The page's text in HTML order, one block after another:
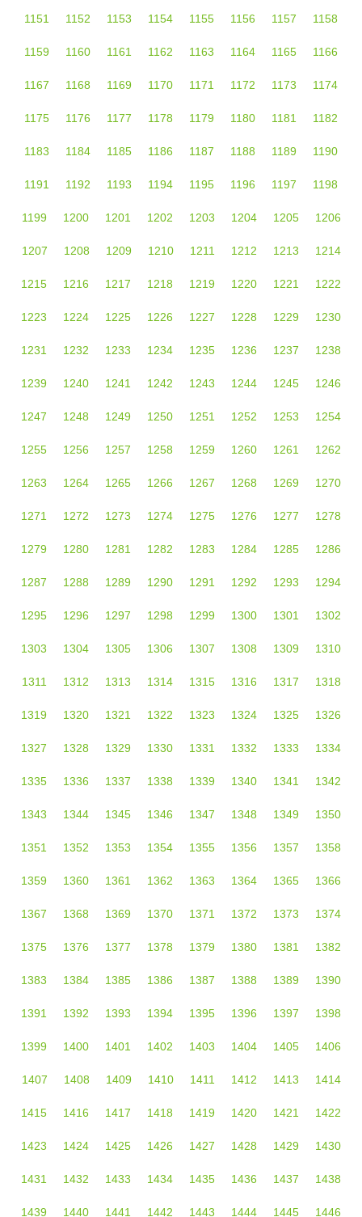
1151 1152 1153 1154 1155 1156 1157 1158
1159 1160 1161 1162 1163 1164 1165 1166
1167 1168 1169 1170 1171 1172 1173 1174
1175 1176 1177 1178 1179 1180 1181 1182
1183 1184 1185 1186 1187 1188 1189 1190
1191 1192 1193 1194 1195 1196 1197 1198
1199 1200 1201 1202 1203 1204 1205 1206
1207 1208 1209 1210 1211 1212 1213 1214
1215 1216 1217 1218 1219 1220 1221 1222
1223 1224 1225 1226 1227 1228 1229 1230
1231 1232 1233 1234 1235 1236 1237 1238
1239 1240 1241 1242 1243 1244 1245 1246
1247 1248 1249 1250 1251 1252 1253 1254
1255 1256 1257 1258 1259 1260 1261 1262
1263 1264 1265 1266 1267 1268 1269 1270
1271 1272 1273 1274 1275 1276 1277 1278
1279 1280 1281 1282 1283 1284 1285 1286
1287 1288 1289 1290 1291 1292 1293 1294
1295 1296 1297 1298 1299 1300 1301 1302
1303 1304 1305 1306 1307 1308 1309 1310
1311 1312 1313 1314 1315 1316 1317 1318
1319 1320 1321 1322 1323 1324 1325 1326
1327 1328 1329 1330 1331 1332 1333 1334
1335 1336 1337 1338 1339 1340 1341 1342
1343 1344 1345 1346 1347 1348 1349 1350
1351 1352 1353 1354 1355 1356 1357 1358
1359 1360 1361 1362 1363 1364 1365 1366
1367 1368 1369 1370 1371 1372 1373 1374
1375 1376 1377 1378 1379 1380 1381 1382
1383 1384 1385 1386 1387 1388 1389 1390
1391 1392 1393 1394 1395 1396 1397 1398
1399 1400 1401 1402 1403 1404 1405 1406
1407 1408 1409 1410 1411 1412 1413 1414
1415 1416 1417 1418 1419 1420 1421 1422
1423 1424 1425 1426 1427 1428 1429 1430
1431 1432 1433 1434 1435 1436 1437 1438
1439 1440 1441 1442 1443 1444 1445 1446